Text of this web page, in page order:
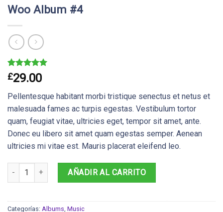
Woo Album #4
Valorado
5.00sobre
en
2
puntuaciones
de clientes
£29.00
Pellentesque habitant morbi tristique senectus et netus et
malesuada fames ac turpis egestas. Vestibulum tortor
quam, feugiat vitae, ultricies eget, tempor sit amet, ante.
Donec eu libero sit amet quam egestas semper. Aenean
ultricies mi vitae est. Mauris placerat eleifend leo.
Woo Album #4 cantidadAÑADIR AL CARRITO
Categorías: Albums Music